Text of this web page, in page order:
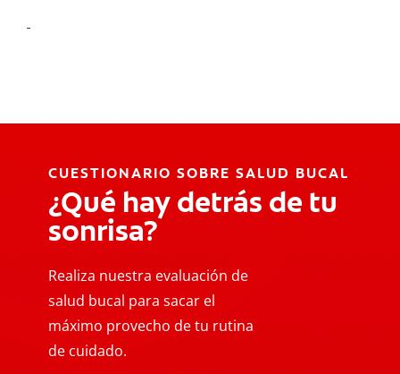
CUESTIONARIO SOBRE SALUD BUCAL
¿Qué hay detrás de tu
sonrisa?
Realiza nuestra evaluación de
salud bucal para sacar el
máximo provecho de tu rutina
de cuidado.